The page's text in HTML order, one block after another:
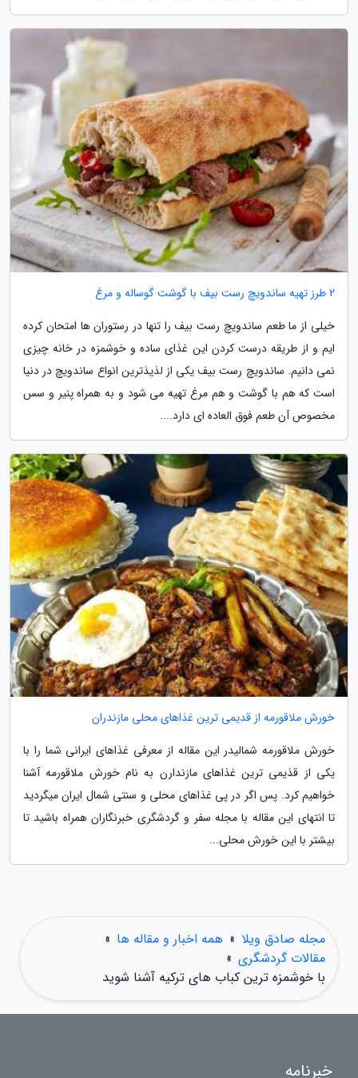
2 طرز تهیه ساندویچ رست بیف با گوشت گوساله و مرغ
خیلی از ما طعم ساندویچ رست بیف را تنها در رستوران ها امتحان کرده
ایم و از طریقه درست کردن این غذای ساده و خوشمزه در خانه چیزی
نمی دانیم. ساندویچ رست بیف یکی از لذیذترین انواع ساندویچ در دنیا
است که هم با گوشت و هم مرغ تهیه می شود و به همراه پنیر و سس
مخصوص آن طعم فوق العاده ای دارد....
خورش ملاقورمه از قدیمی ترین غذاهای محلی مازندران
خورش ملاقورمه شمالیدر این مقاله از معرفی غذاهای ایرانی شما را با
یکی از قذیمی ترین غذاهای مازندارن به نام خورش ملاقورمه آشنا
خواهیم کرد. پس اگر در پی غذاهای محلی و سنتی شمال ایران میگردید
تا انتهای این مقاله با مجله سفر و گردشگری خبرنگاران همراه باشید تا
بیشتر با این خورش محلی...
مجله صادق ویلا » همه اخبار و مقاله ها »
مقالات گردشگری »
با خوشمزه ترین کباب های ترکیه آشنا شوید
خبرنامه